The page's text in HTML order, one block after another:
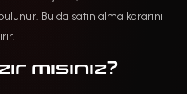
Bu da satın alma kararını
mısınız?